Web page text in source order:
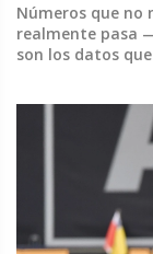
Números que no
realmente pasa
son los datos